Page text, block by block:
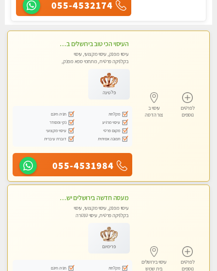
055-4532174
לפרטים
נוספים
עיסוי ב
צור הדסה
העיסוי הכי טוב בירושלים במרכז ירושלים GREEN -SPA מפנק מקצועי ומשחרר
עיסוי מפנק, עיסוי מקצועי, עיסוי
בקלניקה פרטית, מתחמי ספא מפנק,
פלטינה
מקלחת
חניה חינם
עיסוי מרגיע
נקי ומסודר
מקום פרטי
עיסוי מקצועי
תמונה אמיתית
דוברת עיברית
055-4531984
לפרטים
נוספים
עיסוי בירושלים
בית שמש
מעסה חדשה בירושלים ישראלית צעירה ואיכותית לעיסוי מרגיע ומפנק VIP-מומלץ לחלוטין! פרטי! ​​​​​​ Highly recommended
עיסוי מפנק, עיסוי מקצועי, עיסוי
בקלניקה פרטית, עיסוי טנטרה
פרימיום
מקלחת
חניה חינם